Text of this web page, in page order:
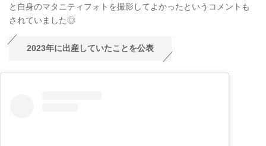
と自身のマタニティフォトを撮影してよかったというコメントも
されていました◎
2023年に出産していたことを公表